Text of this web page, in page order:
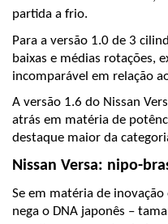
partida a frio.
Para a versão 1.0 de 3
baixas e médias rotações,
incomparável em relação
A versão 1.6 do Nissan
atrás em matéria de
destaque maior da
Nissan Versa: nipo-
Se em matéria de
nega o DNA japonês –